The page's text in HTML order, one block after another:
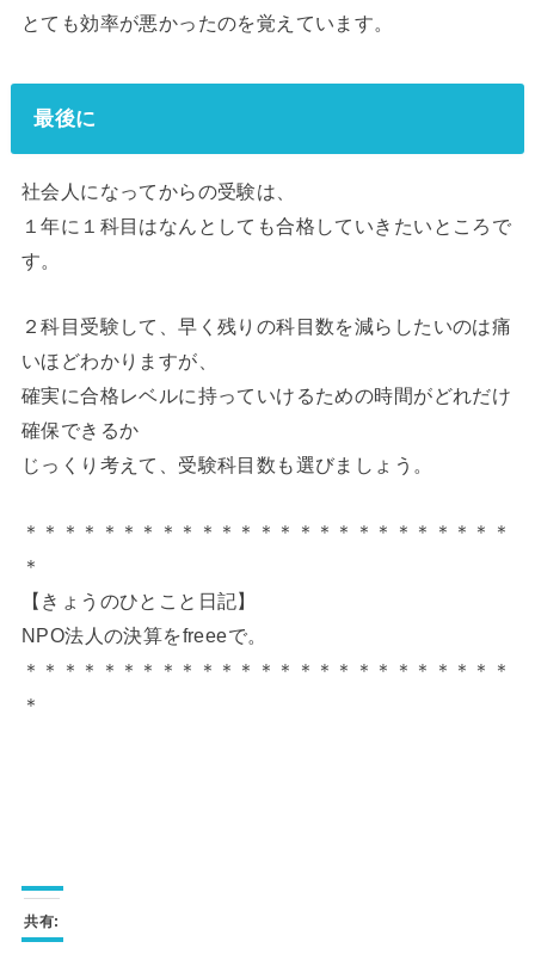
とても効率が悪かったのを覚えています。
最後に
社会人になってからの受験は、
１年に１科目はなんとしても合格していきたいところで
す。
２科目受験して、早く残りの科目数を減らしたいのは痛
いほどわかりますが、
確実に合格レベルに持っていけるための時間がどれだけ
確保できるか
じっくり考えて、受験科目数も選びましょう。
＊＊＊＊＊＊＊＊＊＊＊＊＊＊＊＊＊＊＊＊＊＊＊＊＊
＊
【きょうのひとこと日記】
NPO法人の決算をfreeeで。
＊＊＊＊＊＊＊＊＊＊＊＊＊＊＊＊＊＊＊＊＊＊＊＊＊
＊
共有: